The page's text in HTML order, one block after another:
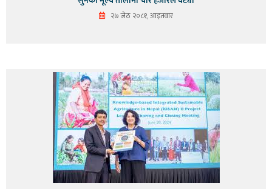
२७ जेठ २०८१, आइतवार